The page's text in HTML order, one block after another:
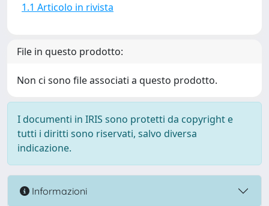
1.1 Articolo in rivista
File in questo prodotto:
Non ci sono file associati a questo prodotto.
I documenti in IRIS sono protetti da copyright e
tutti i diritti sono riservati, salvo diversa
indicazione.
Informazioni